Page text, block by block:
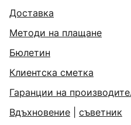
Доставка
Методи на плащане
Бюлетин
Клиентска сметка
Гаранции на
Вдъхновение
съветник